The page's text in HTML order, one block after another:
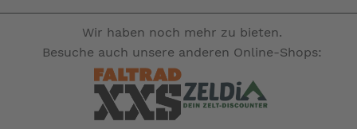
Wir haben noch mehr zu bieten.
Besuche auch unsere anderen Online-Shops: